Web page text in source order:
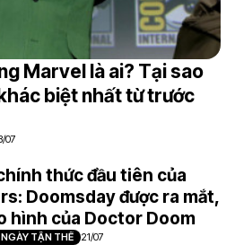
Marvel là ai? Tại sao
biệt nhất từ trước
07
thức đầu tiên của
Doomsday được ra mắt,
hình của Doctor Doom
TẬN THẾ 21/07